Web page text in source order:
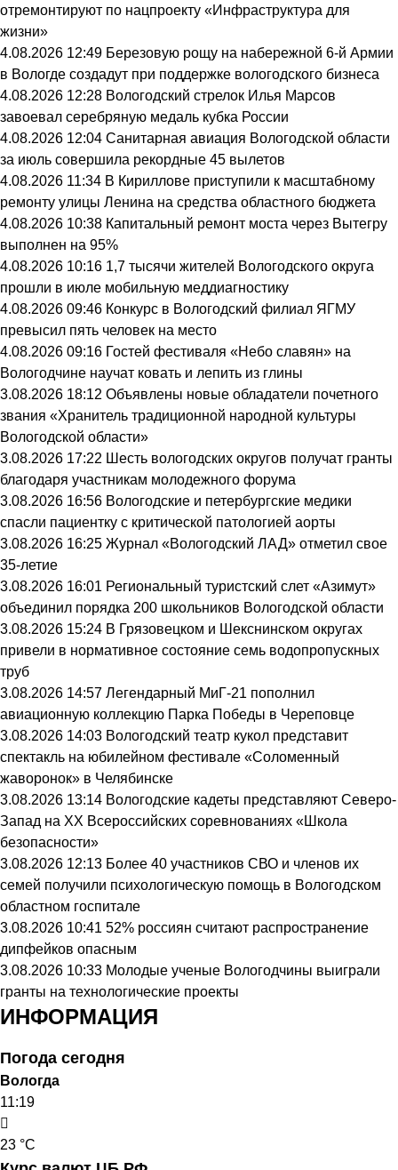
отремонтируют по нацпроекту «Инфраструктура для
жизни»
4.08.2026 12:49 Березовую рощу на набережной 6-й Армии
в Вологде создадут при поддержке вологодского бизнеса
4.08.2026 12:28 Вологодский стрелок Илья Марсов
завоевал серебряную медаль кубка России
4.08.2026 12:04 Санитарная авиация Вологодской области
за июль совершила рекордные 45 вылетов
4.08.2026 11:34 В Кириллове приступили к масштабному
ремонту улицы Ленина на средства областного бюджета
4.08.2026 10:38 Капитальный ремонт моста через Вытегру
выполнен на 95%
4.08.2026 10:16 1,7 тысячи жителей Вологодского округа
прошли в июле мобильную меддиагностику
4.08.2026 09:46 Конкурс в Вологодский филиал ЯГМУ
превысил пять человек на место
4.08.2026 09:16 Гостей фестиваля «Небо славян» на
Вологодчине научат ковать и лепить из глины
3.08.2026 18:12 Объявлены новые обладатели почетного
звания «Хранитель традиционной народной культуры
Вологодской области»
3.08.2026 17:22 Шесть вологодских округов получат гранты
благодаря участникам молодежного форума
3.08.2026 16:56 Вологодские и петербургские медики
спасли пациентку с критической патологией аорты
3.08.2026 16:25 Журнал «Вологодский ЛАД» отметил свое
35-летие
3.08.2026 16:01 Региональный туристский слет «Азимут»
объединил порядка 200 школьников Вологодской области
3.08.2026 15:24 В Грязовецком и Шекснинском округах
привели в нормативное состояние семь водопропускных
труб
3.08.2026 14:57 Легендарный МиГ-21 пополнил
авиационную коллекцию Парка Победы в Череповце
3.08.2026 14:03 Вологодский театр кукол представит
спектакль на юбилейном фестивале «Соломенный
жаворонок» в Челябинске
3.08.2026 13:14 Вологодские кадеты представляют Северо-
Запад на XX Всероссийских соревнованиях «Школа
безопасности»
3.08.2026 12:13 Более 40 участников СВО и членов их
семей получили психологическую помощь в Вологодском
областном госпитале
3.08.2026 10:41 52% россиян считают распространение
дипфейков опасным
3.08.2026 10:33 Молодые ученые Вологодчины выиграли
гранты на технологические проекты
ИНФОРМАЦИЯ
Погода сегодня
Вологда
11:19
23 °C